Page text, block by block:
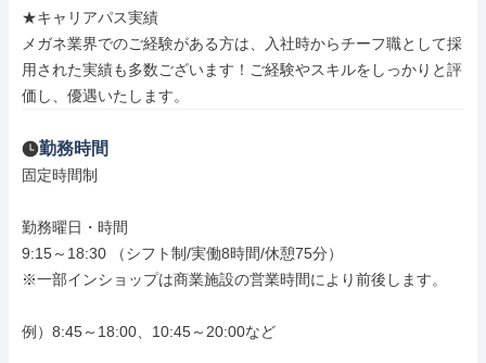
★キャリアパス実績
メガネ業界でのご経験がある方は、入社時からチーフ職として採
用された実績も多数ございます！ご経験やスキルをしっかりと評
価し、優遇いたします。
勤務時間
固定時間制
勤務曜日・時間
9:15～18:30 （シフト制/実働8時間/休憩75分）
※一部インショップは商業施設の営業時間により前後します。
例）8:45～18:00、10:45～20:00など